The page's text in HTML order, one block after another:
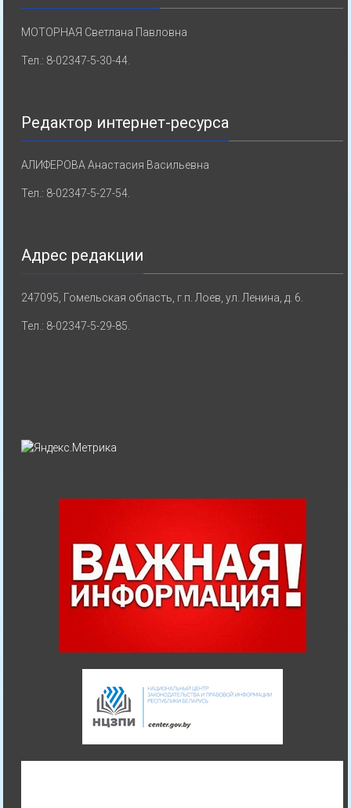
МОТОРНАЯ Светлана Павловна
Тел.: 8-02347-5-30-44.
Редактор интернет-ресурса
АЛИФЕРОВА Анастасия Васильевна
Тел.: 8-02347-5-27-54.
Адрес редакции
247095, Гомельская область, г.п. Лоев, ул. Ленина, д. 6.
Тел.: 8-02347-5-29-85.